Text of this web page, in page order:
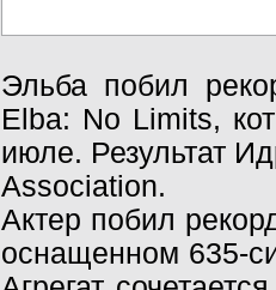
Эльба побил
Elba: No Limits,
июле. Результат
Association.
Актер побил
оснащенном 635-